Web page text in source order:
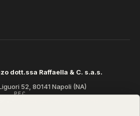
dott.ssa Raffaella & C. s.a.s.
52, 80141 Napoli (NA)
PEC